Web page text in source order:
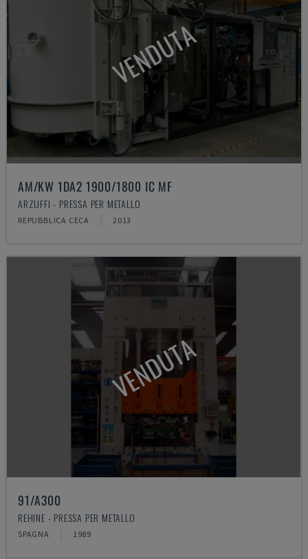
VENDUTA
AM/KW 1DA2 1900/1800 IC MF
ARZUFFI - PRESSA PER METALLO
REPUBBLICA CECA 2013
VENDUTA
91/A300
REHINE - PRESSA PER METALLO
SPAGNA 1989